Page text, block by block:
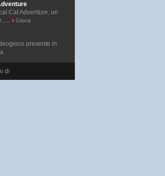
Cat Adventure, un
Gioca
presente in
di